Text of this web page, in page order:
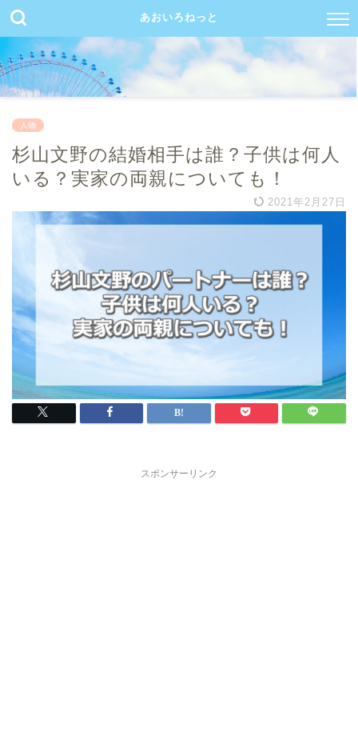
あおいろねっと
人物
杉山文野の結婚相手は誰？子供は何人
いる？実家の両親についても！
2021年2月27日
スポンサーリンク